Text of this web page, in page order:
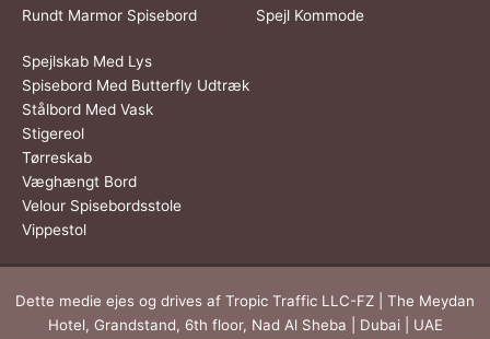
Rundt Marmor Spisebord Spejl Kommode
Spejlskab Med Lys
Spisebord Med Butterfly Udtræk
Stålbord Med Vask
Stigereol
Tørreskab
Væghængt Bord
Velour Spisebordsstole
Vippestol
Dette medie ejes og drives af Tropic Traffic LLC-FZ | The Meydan
Hotel, Grandstand, 6th floor, Nad Al Sheba | Dubai | UAE